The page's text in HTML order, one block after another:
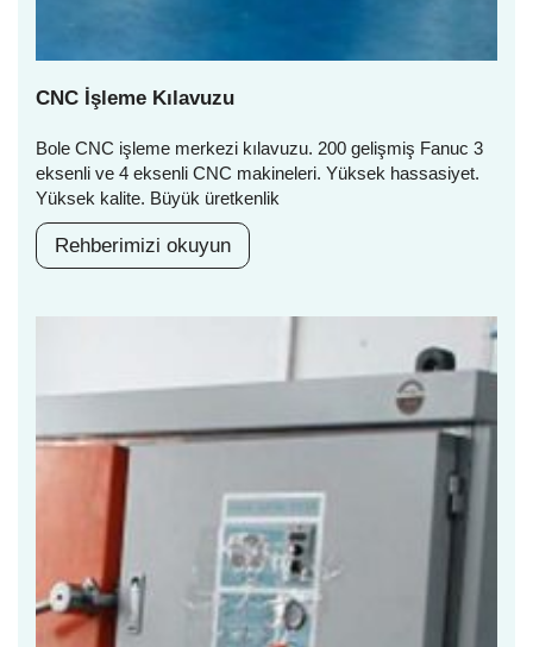
CNC İşleme Kılavuzu
Bole CNC işleme merkezi kılavuzu. 200 gelişmiş Fanuc 3
eksenli ve 4 eksenli CNC makineleri. Yüksek hassasiyet.
Yüksek kalite. Büyük üretkenlik
Rehberimizi okuyun